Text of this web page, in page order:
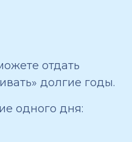
отдать
долгие годы.
одного дня: